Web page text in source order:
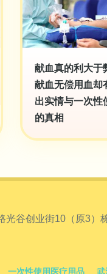
献血真的利大于
献血无偿用血却
出实情与一次性
的真相
光谷创业街10（原3）
一次性使用医疗用品 武